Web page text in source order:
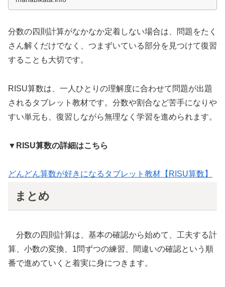
分数の四則計算がなかなか定着しない場合は、問題をたく
さん解くだけでなく、つまずいている部分を見つけて復習
することも大切です。
RISU算数は、一人ひとりの理解度に合わせて問題が出題
されるタブレット教材です。分数や割合など苦手になりや
すい単元も、復習しながら無理なく学習を進められます。
▼RISU算数の詳細はこちら
どんどん算数が好きになるタブレット教材【RISU算数】
まとめ
分数の四則計算は、基本の確認から始めて、工夫する計
算、小数の変換、1問ずつの練習、間違いの確認という順
番で進めていくと着実に身につきます。